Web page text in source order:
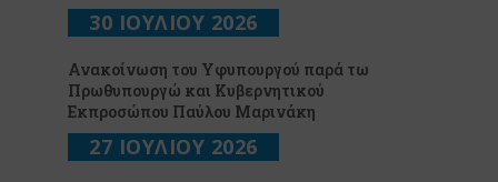
30 ΙΟΥΛΙΟΥ 2026
Ανακοίνωση του Υφυπουργού παρά τω
Πρωθυπουργώ και Κυβερνητικού
Εκπροσώπου Παύλου Μαρινάκη
27 ΙΟΥΛΙΟΥ 2026